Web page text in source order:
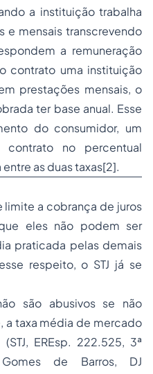
a instituição trabalha
e mensais transcrevendo
a remuneração
contrato uma instituição
prestações mensais, o
ter base anual. Esse
do consumidor, um
no percentual
as duas taxas[2].
limite a cobrança de juros
eles não podem ser
praticada pelas demais
respeito, o STJ já se
são abusivos se não
a taxa média de mercado
EREsp. 222.525, 3ª
de Barros, DJ